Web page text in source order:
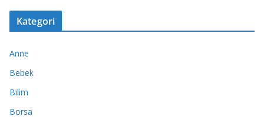
Kategori
Anne
Bebek
Bilim
Borsa